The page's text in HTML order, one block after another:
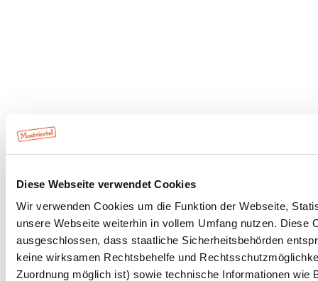
Diese Webseite verwendet Cookies
Wir verwenden Cookies um die Funktion der Webseite,
unsere Webseite weiterhin in vollem Umfang nutzen.
ausgeschlossen, dass staatliche Sicherheitsbehörden
keine wirksamen Rechtsbehelfe und
Zuordnung möglich ist) sowie technische Informationen wie